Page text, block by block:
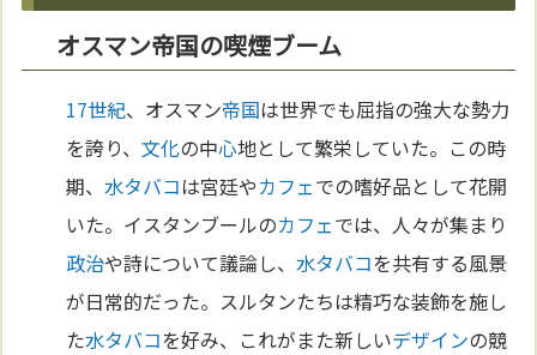
オスマン帝国の喫煙ブーム
17世紀、オスマン帝国は世界でも屈指の強大な勢力
を誇り、文化の中心地として繁栄していた。この時
期、水タバコは宮廷やカフェでの嗜好品として花開
いた。イスタンブールのカフェでは、人々が集まり
政治や詩について議論し、水タバコを共有する風景
が日常的だった。スルタンたちは精巧な装飾を施し
た水タバコを好み、これがまた新しいデザインの競